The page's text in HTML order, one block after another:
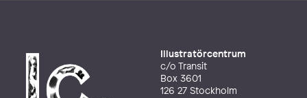
Illustratörcentrum
c/o Transit
Box 3601
126 27 Stockholm